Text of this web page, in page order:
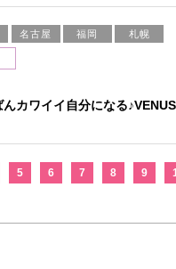
名古屋 福岡 札幌
んカワイイ自分になる
5 6 7 8 9